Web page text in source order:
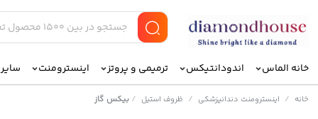
خانه الماس اندودانتیکس ترمیمی و پروتز اینسترومنت سایر
خانه / اینسترومنت دندانپزشکی / ظروف استیل /بیکس گاز